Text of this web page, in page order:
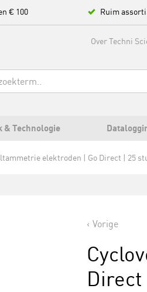
€ 100 Ruim
Over Techni
& Technologie
elektroden | Go Direct | 25
Vorige